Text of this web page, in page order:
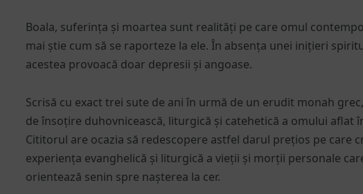
Boala, suferința și moartea sunt realități pe care omul
mai știe cum să se raporteze la ele. În absența unei inițieri
acestea provoacă doar depresii și angoase.
Scrisă cu exact trei sute de ani în urmă de un erudit monah
de însoțire duhovnicească, liturgică și catehetică a omului
Cititorul are ocazia să redescopere astfel darul prețios pe care
experiența evanghelică și liturgică a vieții și morții personale
orientează senin spre nașterea la cer.